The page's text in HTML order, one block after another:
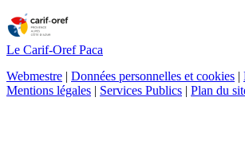
Le Carif-Oref Paca
Webmestre | Données personnelles et cookies |
Mentions légales | Services Publics | Plan du